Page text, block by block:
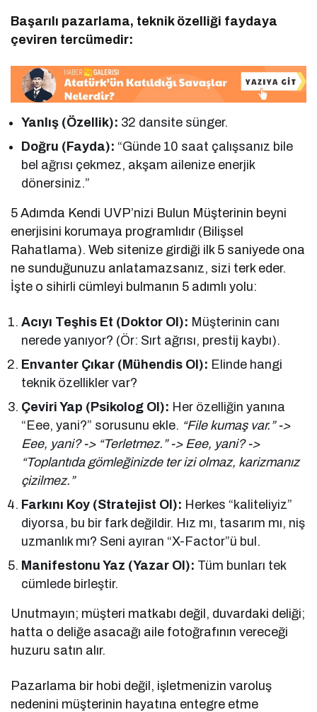
Başarılı pazarlama, teknik özelliği faydaya
çeviren tercümedir:
Yanlış (Özellik): 32 dansite sünger.
Doğru (Fayda): “Günde 10 saat çalışsanız bile
bel ağrısı çekmez, akşam ailenize enerjik
dönersiniz.”
5 Adımda Kendi UVP’nizi Bulun Müşterinin beyni
enerjisini korumaya programlıdır (Bilişsel
Rahatlama). Web sitenize girdiği ilk 5 saniyede ona
ne sunduğunuzu anlatamazsanız, sizi terk eder.
İşte o sihirli cümleyi bulmanın 5 adımlı yolu:
Acıyı Teşhis Et (Doktor Ol): Müşterinin canı
nerede yanıyor? (Ör: Sırt ağrısı, prestij kaybı).
Envanter Çıkar (Mühendis Ol): Elinde hangi
teknik özellikler var?
Çeviri Yap (Psikolog Ol): Her özelliğin yanına
“Eee, yani?” sorusunu ekle. “File kumaş var.” ->
Eee, yani? -> “Terletmez.” -> Eee, yani? ->
“Toplantıda gömleğinizde ter izi olmaz, karizmanız
çizilmez.”
Farkını Koy (Stratejist Ol): Herkes “kaliteliyiz”
diyorsa, bu bir fark değildir. Hız mı, tasarım mı, niş
uzmanlık mı? Seni ayıran “X-Factor”ü bul.
Manifestonu Yaz (Yazar Ol): Tüm bunları tek
cümlede birleştir.
Unutmayın; müşteri matkabı değil, duvardaki deliği;
hatta o deliğe asacağı aile fotoğrafının vereceği
huzuru satın alır.
Pazarlama bir hobi değil, işletmenizin varoluş
nedenini müşterinin hayatına entegre etme